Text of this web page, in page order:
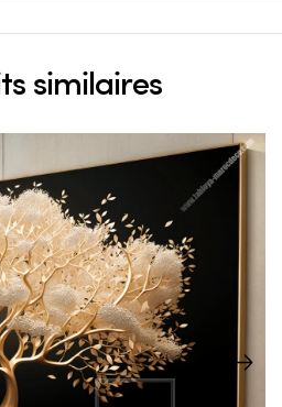
similaires